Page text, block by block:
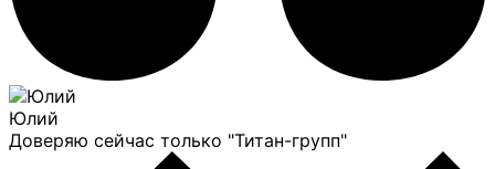
Юлий
Доверяю сейчас только "Титан-групп"